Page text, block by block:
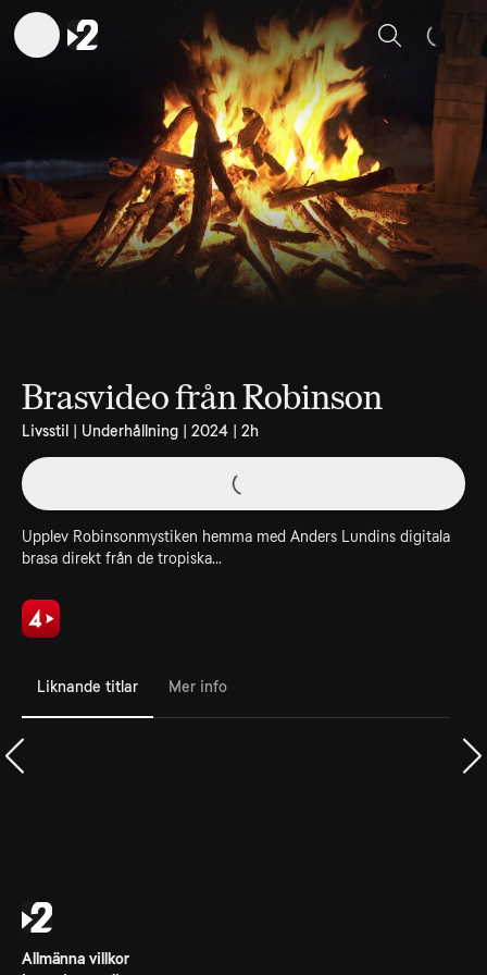
Sök
Brasvideo från Robinson
Livsstil | Underhållning | 2024 | 2h
Upplev Robinsonmystiken hemma med Anders Lundins digitala
brasa direkt från de tropiska...
Liknande titlar Mer info
Allmänna villkor